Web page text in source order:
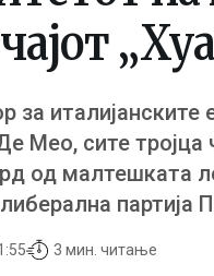
за
Мео, сите тројца
од малтешката
3 мин. читање